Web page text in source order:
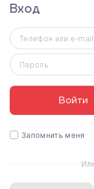
обеспечивают
ударах или
Spigen Liquid
(076CS27180)
Чеxол-накладка
Термопластичный
Вход
Телефон или e-mail
Пароль
Войти
Запомнить меня